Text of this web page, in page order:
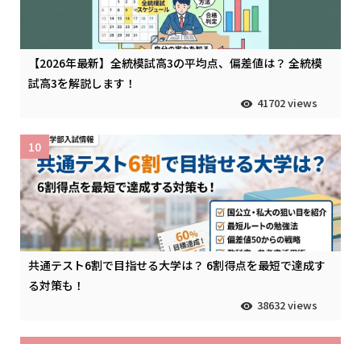
【2026年最新】全統模試高3の平均点、偏差値は？ 全統模
試高3を解説します！
41702 views
共通テスト6割で目指せる大学は？ 6割得点を最短で達成す
る対策も！
38632 views
10